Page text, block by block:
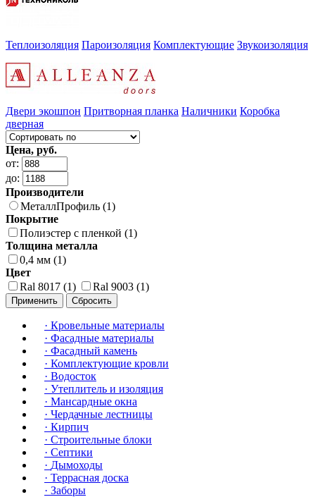
Теплоизоляция Пароизоляция Комплектующие Звукоизоляция
Двери экошпон Притворная планка Наличники Коробка
дверная
Цена, руб.
от:
до:
Производители
МеталлПрофиль (1)
Покрытие
Полиэстер с пленкой (1)
Толщина металла
0,4 мм (1)
Цвет
Ral 8017 (1)
Ral 9003 (1)
Применить Сбросить
· Кровельные материалы
· Фасадные материалы
· Фасадный камень
· Комплектующие кровли
· Водосток
· Утеплитель и изоляция
· Мансардные окна
· Чердачные лестницы
· Кирпич
· Строительные блоки
· Септики
· Дымоходы
· Террасная доска
· Заборы